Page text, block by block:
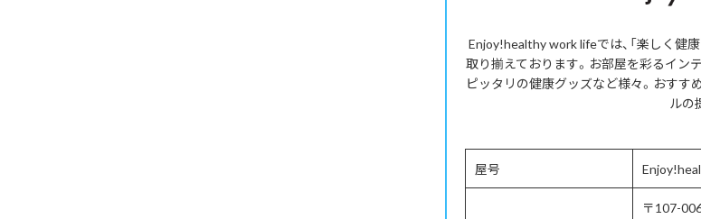
Enjoy!healthy work lifeでは、「楽しく健
取り揃えております。お部屋を彩るイン
ピッタリの健康グッズなど様々。おすす
ルの
屋号
〒107-